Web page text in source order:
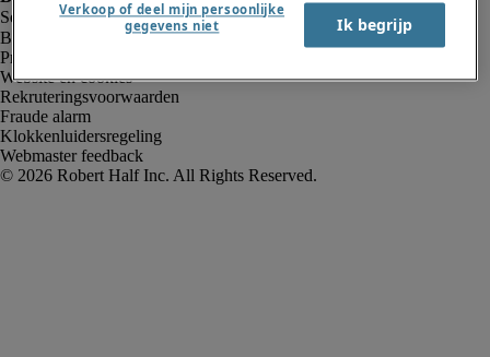
Bedrijfsinformatie
Privacyverklaring
Website en cookies
Rekruteringsvoorwaarden
Fraude alarm
Klokkenluidersregeling
Webmaster feedback
Verkoop of deel mijn persoonlijke
gegevens niet
Ik begrijp